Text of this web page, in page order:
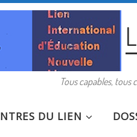
Tous capables, tous
DU LIEN